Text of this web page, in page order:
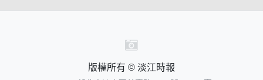
版權所有 © 淡江時報